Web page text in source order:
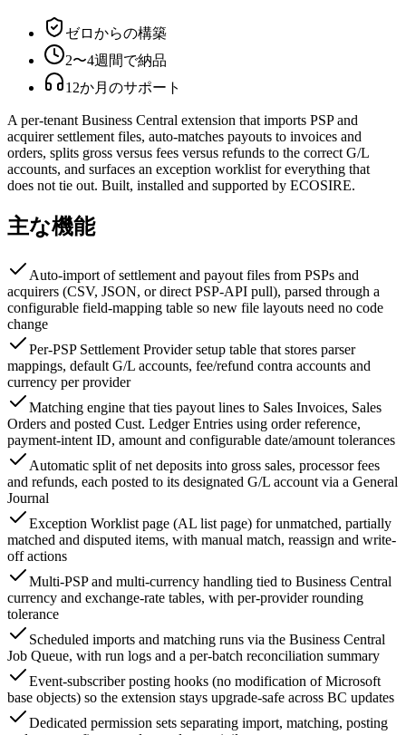
ゼロからの構築
2〜4週間で納品
12か月のサポート
A per-tenant Business Central extension that imports PSP and
acquirer settlement files, auto-matches payouts to invoices and
orders, splits gross versus fees versus refunds to the correct G/L
accounts, and surfaces an exception worklist for everything that
does not tie out. Built, installed and supported by ECOSIRE.
主な機能
Auto-import of settlement and payout files from PSPs and
acquirers (CSV, JSON, or direct PSP-API pull), parsed through a
configurable field-mapping table so new file layouts need no code
change
Per-PSP Settlement Provider setup table that stores parser
mappings, default G/L accounts, fee/refund contra accounts and
currency per provider
Matching engine that ties payout lines to Sales Invoices, Sales
Orders and posted Cust. Ledger Entries using order reference,
payment-intent ID, amount and configurable date/amount tolerances
Automatic split of net deposits into gross sales, processor fees
and refunds, each posted to its designated G/L account via a General
Journal
Exception Worklist page (AL list page) for unmatched, partially
matched and disputed items, with manual match, reassign and write-
off actions
Multi-PSP and multi-currency handling tied to Business Central
currency and exchange-rate tables, with per-provider rounding
tolerance
Scheduled imports and matching runs via the Business Central
Job Queue, with run logs and a per-batch reconciliation summary
Event-subscriber posting hooks (no modification of Microsoft
base objects) so the extension stays upgrade-safe across BC updates
Dedicated permission sets separating import, matching, posting